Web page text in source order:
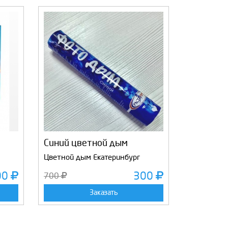
Синий цветной дым
Цветной дым Екатеринбург
700 300
Заказать